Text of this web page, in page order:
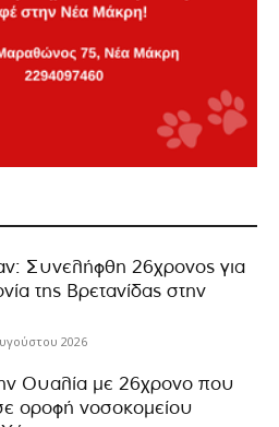
Συνελήφθη 26χρονος για
της Βρετανίδας στην
2026
Ουαλία με 26χρονο που
οροφή νοσοκομείου